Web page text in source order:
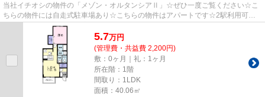
当社イチオシの物件の「メゾン・オルタンシアⅡ」☆ぜひ一度ご覧ください☆こ
ちらの物件には自走式駐車場あり☆こちらの物件はアパートです☆2駅利用可能
なので、用途や行き先に応じて経路...
5.7万円
(管理費・共益費 2,200円)
敷：0ヶ月｜礼：1ヶ月
所在階：1階
間取り：1LDK
面積：40.06㎡